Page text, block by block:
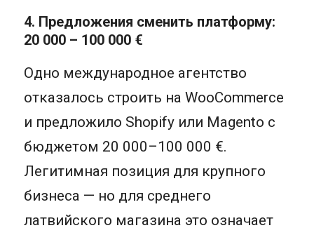
4. Предложения сменить платформу:
20 000 – 100 000 €
Одно международное агентство
отказалось строить на WooCommerce
и предложило Shopify или Magento с
бюджетом 20 000–100 000 €.
Легитимная позиция для крупного
бизнеса — но для среднего
латвийского магазина это означает